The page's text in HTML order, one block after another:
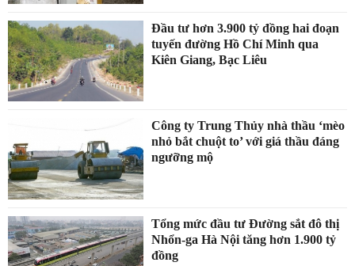
Đầu tư hơn 3.900 tỷ đồng hai đoạn
tuyến đường Hồ Chí Minh qua
Kiên Giang, Bạc Liêu
Công ty Trung Thủy nhà thầu ‘mèo
nhỏ bắt chuột to’ với giá thầu đáng
ngưỡng mộ
Tổng mức đầu tư Đường sắt đô thị
Nhổn-ga Hà Nội tăng hơn 1.900 tỷ
đồng